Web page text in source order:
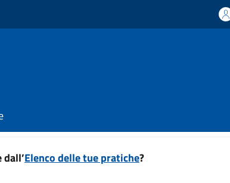
Elenco delle tue pratiche?